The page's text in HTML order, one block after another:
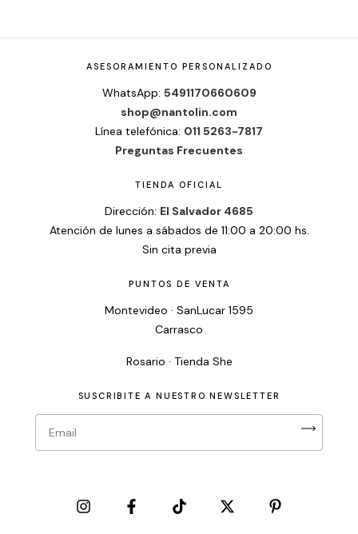
ASESORAMIENTO PERSONALIZADO
WhatsApp: 5491170660609
shop@nantolin.com
Línea telefónica: 011 5263-7817
Preguntas Frecuentes
TIENDA OFICIAL
Dirección: El Salvador 4685
Atención de lunes a sábados de 11:00 a 20:00 hs.
Sin cita previa
PUNTOS DE VENTA
Montevideo · SanLucar 1595
Carrasco
Rosario · Tienda She
SUSCRIBITE A NUESTRO NEWSLETTER